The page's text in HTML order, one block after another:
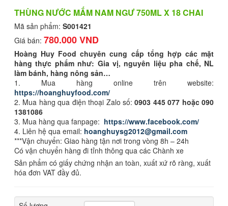
THÙNG NƯỚC MẮM NAM NGƯ 750ML X 18 CHAI
Mã sản phẩm: S001421
Giá bán: 780.000 VND
Hoàng Huy Food chuyên cung cấp tổng hợp các mặt
hàng thực phẩm như: Gia vị, nguyên liệu pha chế, NL
làm bánh, hàng nông sản…
1. Mua hàng online trên website:
https://hoanghuyfood.com/
2. Mua hàng qua điện thoại Zalo số:0903 445 077 hoặc 090
1381086
3. Mua hàng qua fanpage: https://www.facebook.com/
4. Liên hệ qua email: hoanghuysg2012@gmail.com
***Vận chuyển: Giao hàng tận nơi trong vòng 8h – 24h
Có vận chuyển hàng đi tỉnh thông qua các Chành xe
Sản phẩm có giấy chứng nhận an toàn, xuất xứ rõ ràng, xuất
hóa đơn VAT đầy đủ.